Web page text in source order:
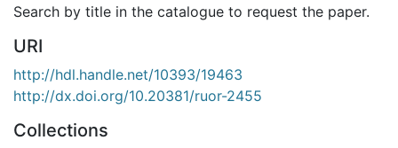
Search by title in the catalogue to request the paper.
URI
http://hdl.handle.net/10393/19463
http://dx.doi.org/10.20381/ruor-2455
Collections